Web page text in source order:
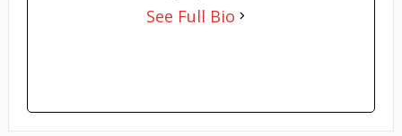
See Full Bio